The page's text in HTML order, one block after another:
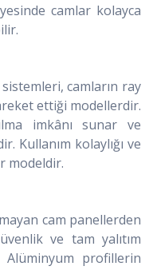
camlar kolayca
camların ray
ettiği modellerdir.
imkânı sunar ve
Kullanım kolaylığı ve
modeldir.
cam panellerden
ve tam yalıtım
profillerin